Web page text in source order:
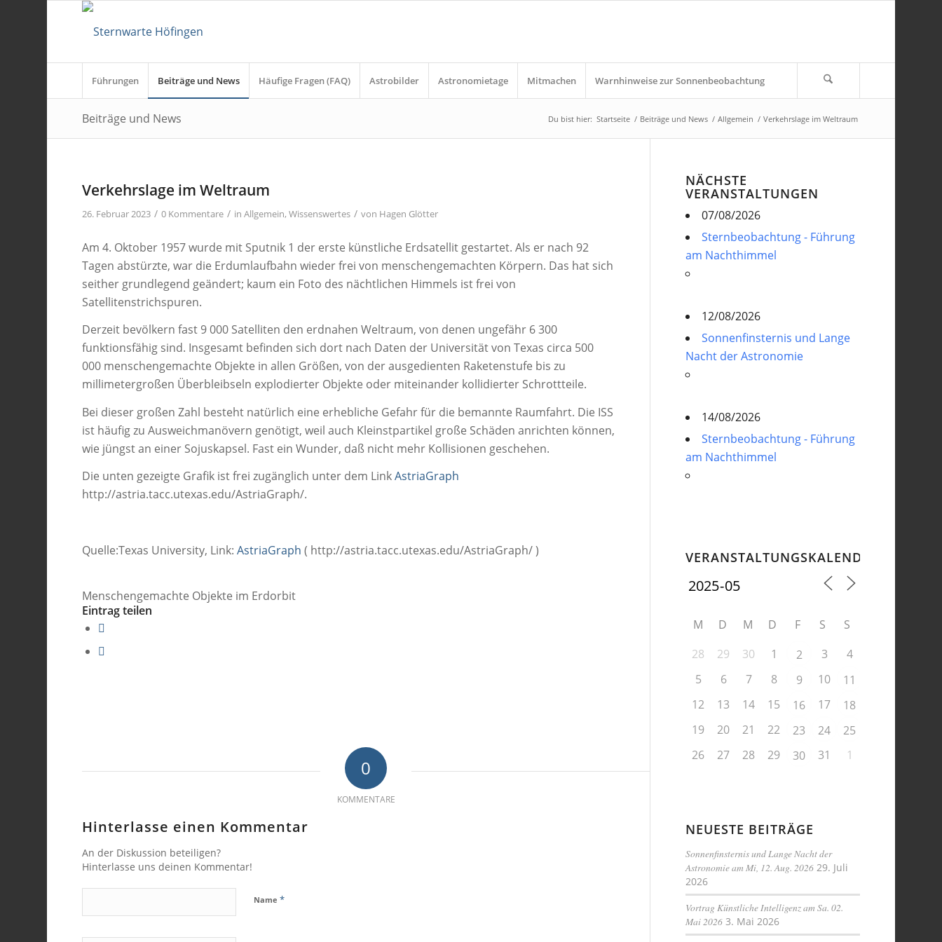
Führungen Beiträge und News Häufige Fragen (FAQ) Astrobilder Astronomietage Mitmachen Warnhinweise zur Sonnenbeobachtung
Beiträge und News Du bist hier: Startseite / Beiträge und News / Allgemein / Verkehrslage im Weltraum
Verkehrslage im Weltraum
26. Februar 2023 / 0 Kommentare / inAllgemein,Wissenswertes / von Hagen Glötter
Am 4. Oktober 1957 wurde mit Sputnik 1 der erste künstliche Erdsatellit gestartet. Als er nach 92
Tagen abstürzte, war die Erdumlaufbahn wieder frei von menschengemachten Körpern. Das hat sich
seither grundlegend geändert; kaum ein Foto des nächtlichen Himmels ist frei von
Satellitenstrichspuren.
Derzeit bevölkern fast 9 000 Satelliten den erdnahen Weltraum, von denen ungefähr 6 300
funktionsfähig sind. Insgesamt befinden sich dort nach Daten der Universität von Texas circa 500
000 menschengemachte Objekte in allen Größen, von der ausgedienten Raketenstufe bis zu
millimetergroßen Überbleibseln explodierter Objekte oder miteinander kollidierter Schrottteile.
Bei dieser großen Zahl besteht natürlich eine erhebliche Gefahr für die bemannte Raumfahrt. Die ISS
ist häufig zu Ausweichmanövern genötigt, weil auch Kleinstpartikel große Schäden anrichten können,
wie jüngst an einer Sojuskapsel. Fast ein Wunder, daß nicht mehr Kollisionen geschehen.
Die unten gezeigte Grafik ist frei zugänglich unter dem LinkAstriaGraph
http://astria.tacc.utexas.edu/AstriaGraph/.
Quelle:Texas University, Link:AstriaGraph ( http://astria.tacc.utexas.edu/AstriaGraph/ )
Menschengemachte Objekte im Erdorbit
Eintrag teilen
0
KOMMENTARE
Hinterlasse einen Kommentar
An der Diskussion beteiligen?
Hinterlasse uns deinen Kommentar!
Name*
NÄCHSTE
VERANSTALTUNGEN
07/08/2026
Sternbeobachtung - Führung
am Nachthimmel
12/08/2026
Sonnenfinsternis und Lange
Nacht der Astronomie
14/08/2026
Sternbeobachtung - Führung
am Nachthimmel
VERANSTALTUNGSKALENDER
M D M D F S
S
28
29 30 1 2 3
4
5
6 7 8 9 10
11
12
13 14 15 16 17
18
19
20 21 22 23 24
25
26
27 28 29 30 31 1
NEUESTE BEITRÄGE
Sonnenfinsternis und Lange Nacht der
Astronomie am Mi, 12. Aug. 2026 29. Juli
2026
Vortrag Künstliche Intelligenz am Sa. 02.
Mai 2026 3. Mai 2026